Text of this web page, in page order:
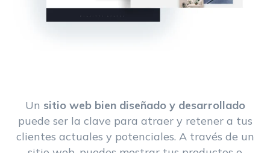
Un sitio web bien diseñado y desarrollado
puede ser la clave para atraer y retener a tus
clientes actuales y potenciales. A través de un